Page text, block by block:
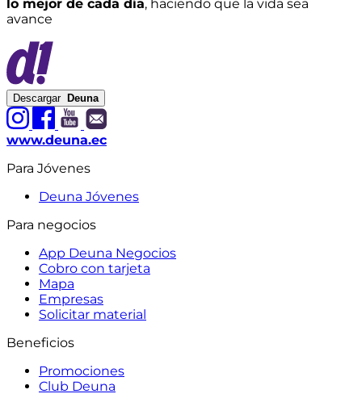
lo mejor de cada día, haciendo que la vida sea
avance
Descargar Deuna
www.deuna.ec
Para Jóvenes
Deuna Jóvenes
Para negocios
App Deuna Negocios
Cobro con tarjeta
Mapa
Empresas
Solicitar material
Beneficios
Promociones
Club Deuna